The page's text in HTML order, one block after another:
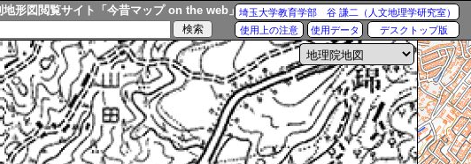
地形図閲覧サイト「今昔マップ on the web」埼玉大学教育学部 谷 謙二（人文地理学研究室）
使用上の注意
使用データ デスクトップ版